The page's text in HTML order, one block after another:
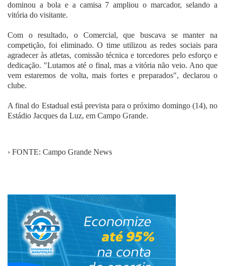
dominou a bola e a camisa 7 ampliou o marcador, selando a
vitória do visitante.
Com o resultado, o Comercial, que buscava se manter na
competição, foi eliminado. O time utilizou as redes sociais para
agradecer às atletas, comissão técnica e torcedores pelo esforço e
dedicação. "Lutamos até o final, mas a vitória não veio. Ano que
vem estaremos de volta, mais fortes e preparados", declarou o
clube.
A final do Estadual está prevista para o próximo domingo (14), no
Estádio Jacques da Luz, em Campo Grande.
› FONTE: Campo Grande News